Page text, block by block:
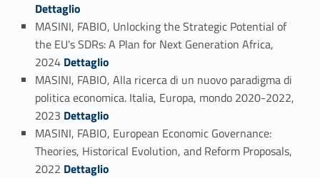
Dettaglio
MASINI, FABIO, Unlocking the Strategic Potential of
the EU's SDRs: A Plan for Next Generation Africa,
2024 Link identifier #identifier_person_145243-103
Dettaglio
MASINI, FABIO, Alla ricerca di un nuovo paradigma di
politica economica. Italia, Europa, mondo 2020-2022,
2023 Link identifier #identifier_person_5012-104
Dettaglio
MASINI, FABIO, European Economic Governance:
Theories, Historical Evolution, and Reform Proposals,
2022 Link identifier #identifier_person_105115-105
Dettaglio